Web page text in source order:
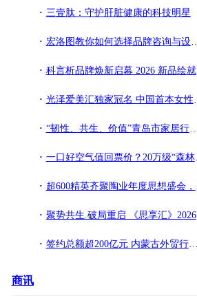
三壹肽：守护肝脏健康的科技明星
宏洛图教你如何选择品牌咨询与设计伙伴？理性视角下的专业参考
科言析品牌焕新启幕 2026 新品绘就精准护肤新篇
光泽爱美汇独家冠名 中国首本女性财富杂志《中国榜样女性》3月18日全球首发
“韧性、共生、价值”青岛市家居行业协会第二届会员大会暨青岛家居产业高质量发展峰会成功举办
一口好空气值回票价？20万级“森林座舱”消除中年焦虑
超600精英齐聚陶业年度思想盛会，樊纲、何乾、龙建刚献智破局
聚势共生.破局重启 《思享汇》2026跨年思想盛宴暨三周年庆典于广州增城盛大举行
签约总额超200亿元 内蒙古外贸行经贸洽谈活动在粤成功举办
商讯